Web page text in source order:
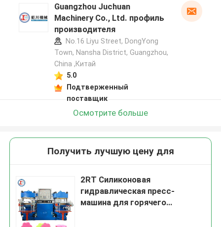
Guangzhou Juchuan
Machinery Co., Ltd. профиль
производителя
No.16 Liyu Street, DongYong
Town, Nansha District, Guangzhou,
China ,Китай
5.0
Подтверженный
поставщик
Осмотрите больше
Получить лучшую цену для
2RT Силиконовая
гидравлическая пресс-
машина для горячего